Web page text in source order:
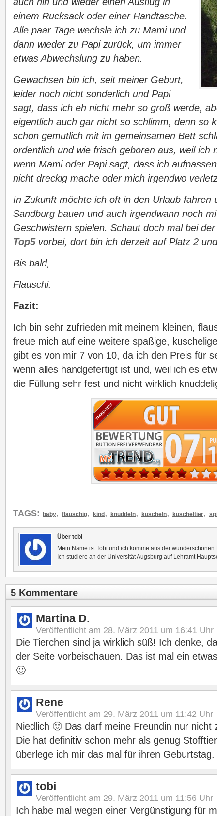
einem Rucksack oder einer Handtasche.
Alle paar Tage wechsle ich zu Mami und
dann wieder zu Papi zurück, um immer
etwas Abwechslung zu haben.
Gewachsen bin ich, seit meiner Geburt,
leider noch nicht sonderlich und Papi
sagt, dass ich eh nicht mehr so groß werde,
eigentlich auch gar nicht so schlimm, denn so
schön gemütlich mit im gemeinsamen Bett
ordentlich und wie frisch geboren aus, weil ich
wenn Mami oder Papi sagt, dass ich
nicht dreckig mache oder mich irgendwo
In Zukunft möchte ich oft in den Urlaub fahren
Sandburg bauen und auch irgendwann noch
Geschwistern spielen. Schaut doch mal bei
Top5vorbei, dort bin ich derzeit auf Platz 2
Bis bald,
Flauschi.
Fazit:
Ich bin sehr zufrieden mit meinem kleinen,
freue mich auf eine weitere spaßige,
gibt es von mir 7 von 10, da ich den Preis für
wenn alles handgefertigt ist und, weil ich es
die Füllung sehr fest und nicht wirklich
TAGS: baby, flauschig, kind , knuddeln, kuscheln, kuscheltier,
Über tobi
Mein Name ist Tobi und ich komme aus der
Ich studiere an der Universität Augsburg auf Lehramt
5 Kommentare
Martina D.
Veröffentlicht am 28. März 2011 um 16:41 Uhr
Die Tierchen sind ja wirklich süß! Ich denke,
der Seite vorbeischauen. Das ist mal ein
🙂
Rene
Veröffentlicht am 29. März 2011 um 11:42 Uhr
Niedlich 🙂 Das darf meine Freundin nur nicht
Die hat definitiv schon mehr als genug
überlege ich mir das mal für ihren Geburtstag.
tobi
Veröffentlicht am 29. März 2011 um 11:56 Uhr
Ich habe mal wegen einer Vergünstigung für